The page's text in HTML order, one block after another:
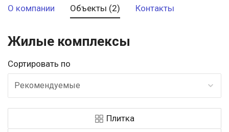
О компании Объекты (2) Контакты
Жилые комплексы
Сортировать по
Рекомендуемые
Плитка